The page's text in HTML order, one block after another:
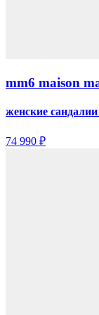
mm6 maison
женские
74 990 ₽